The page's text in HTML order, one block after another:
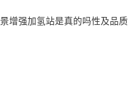
增强加氢站是真的吗性及品质